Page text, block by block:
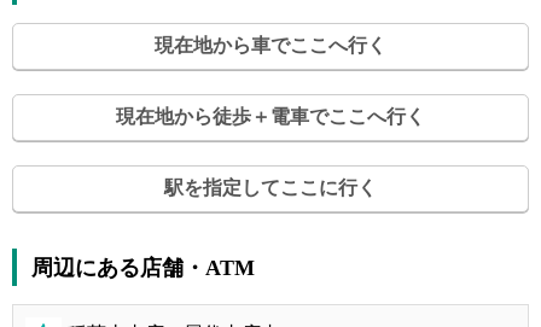
現在地から車でここへ行く
現在地から徒歩＋電車でここへ行く
駅を指定してここに行く
周辺にある店舗・ATM